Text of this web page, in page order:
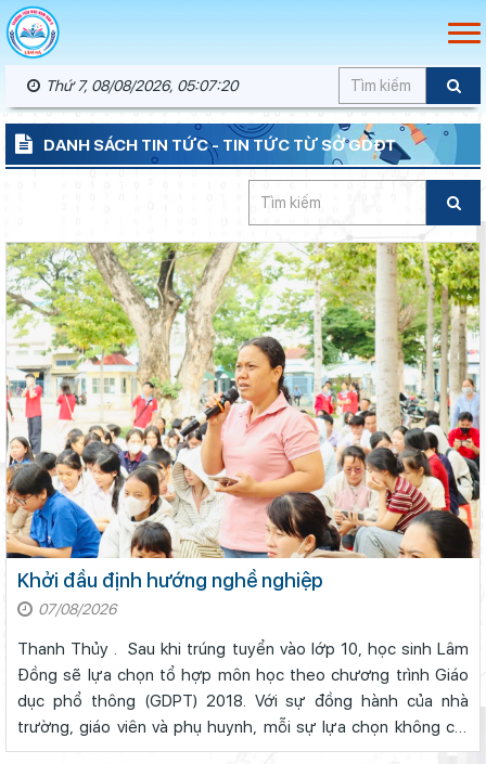
Thứ 7, 08/08/2026, 05:07:21
DANH SÁCH TIN TỨC - TIN TỨC TỪ SỞ GDĐT
Khởi đầu định hướng nghề nghiệp
07/08/2026
Thanh Thủy . Sau khi trúng tuyển vào lớp 10, học sinh Lâm
Đồng sẽ lựa chọn tổ hợp môn học theo chương trình Giáo
dục phổ thông (GDPT) 2018. Với sự đồng hành của nhà
trường, giáo viên và phụ huynh, mỗi sự lựa chọn không chỉ
đáp ứng yêu cầu học tập trước mắt mà còn định hướng